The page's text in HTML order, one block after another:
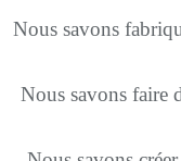
Nous savons
Nous savons faire